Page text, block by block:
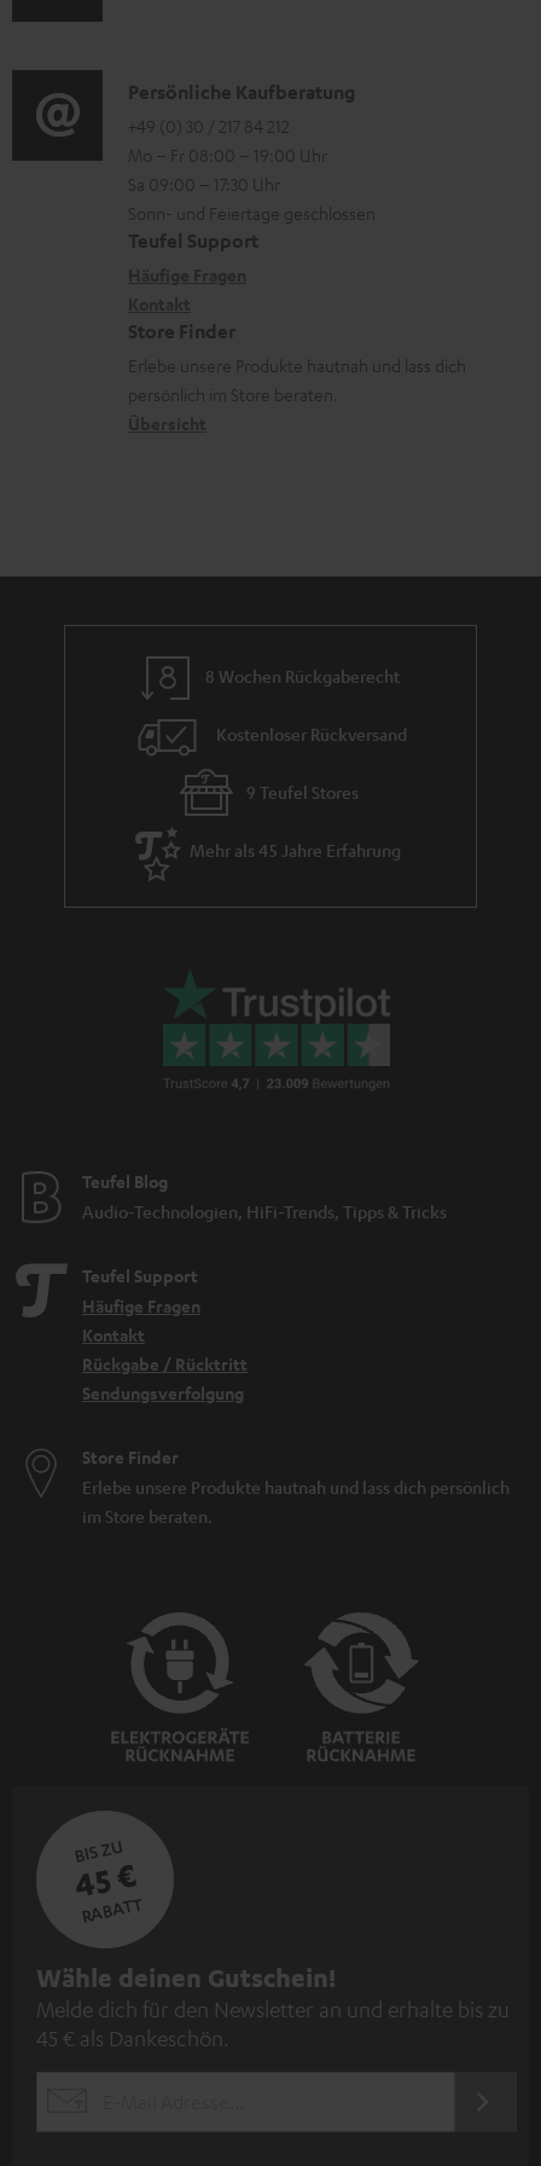
d
n
m
V
e
r
s
n
d
e
n
z
u
r
a
r
a
g
e
r
ä
t
ü
c
m
i
o
-
L
e
k
o
K
o
n
t
a
d
a
Persönliche Kaufberatung
+49 (0) 30 / 217 84 212
Mo – Fr 08:00 – 19:00 Uhr
Sa 09:00 – 17:30 Uhr
Sonn- und Feiertage geschlossen
Teufel Support
Store Finder
Erlebe unsere Produkte hautnah und lass dich
persönlich im Store beraten.
8 Wochen Rückgaberecht
Kostenloser Rückversand
9 Teufel Stores
Mehr als 45 Jahre Erfahrung
Teufel Blog
Audio-Technologien, HiFi-Trends, Tipps & Tricks
Teufel Support
Häufige Fragen
Kontakt
Rückgabe / Rücktritt
Sendungsverfolgung
Store Finder
Erlebe unsere Produkte hautnah und lass dich persönlich
im Store beraten.
BIS ZU
45 €
RABATT
N
e
w
Wähle deinen Gutschein!
Melde dich für den Newsletter an und erhalte bis zu
45 € als Dankeschön.